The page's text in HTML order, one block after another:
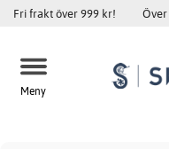
Fri frakt över 999 kr! Över
Meny